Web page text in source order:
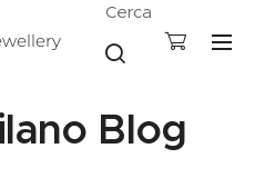
Cerca
Blog
Artificiale
nel
Gioielli di